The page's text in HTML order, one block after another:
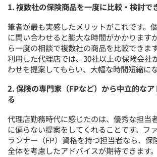
1. 複数社の保険商品を一度に比較・検討で
筆者が最も実感したメリットがこれです。
に問い合わせると膨大な時間がかかります
ら一度の相談で複数社の商品を比較できま
利用した代理店では、30社以上の保険会社
わせを提案してもらい、大幅な時間短縮に
2. 保険の専門家（FPなど）から中立的な
る
代理店勤務時代に感じたのは、優秀な担当
に偏らない提案をしてくれることです。フ
ランナー（FP）資格を持つ担当者なら、保
全体を考慮したアドバイスが期待できます。